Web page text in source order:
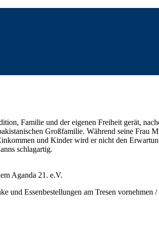
Familie und der eigenen Freiheit gerät,
Großfamilie. Während seine Frau
und Kinder wird er nicht den
schlagartig.
Aganda 21. e.V.
und Essenbestellungen am Tresen vornehmen